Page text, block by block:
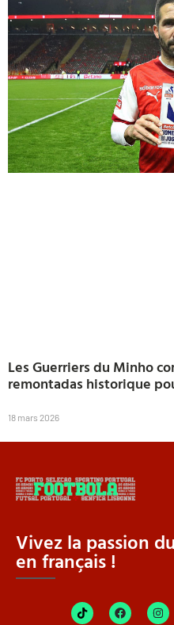
Les Guerriers du Minho
remontadas historique
18 mars 2026
Vivez la passion
en français !